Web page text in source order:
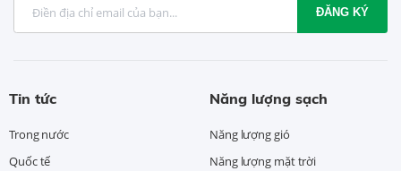
ĐĂNG KÝ
Tin tức
Trong nước
Quốc tế
Năng lượng sạch
Năng lượng gió
Năng lượng mặt trời